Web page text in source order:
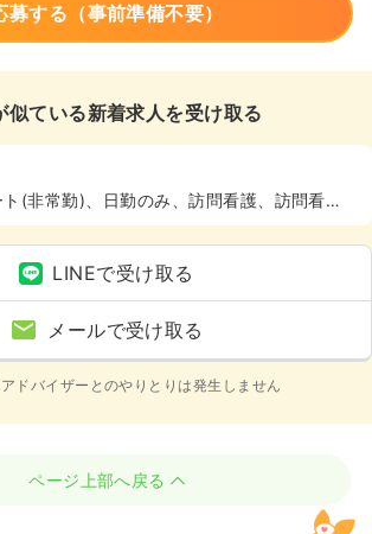
募する（事前準備不要）
似ている新着求人を受け取る
(非常勤)、日勤のみ、訪問看護、訪問看
LINEで受け取る
メールで受け取る
ドバイザーとのやりとりは発生しません
ページ上部へ戻る